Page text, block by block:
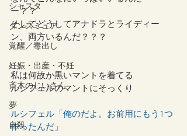
シャスタ
ダンスミュア
覚醒／毒出し
妊娠・出産・不妊
斉木のじいさん
夢
自殺
ー？？
そしてどうしてアナドラとライディー
ン、両方いるんだ？？？
私は何故か黒いマントを着てる
ルシフェルのマントにそっくり
ルシフェル「俺のだよ。お前用にもう1つ
作ったんだ」